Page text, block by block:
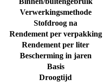
Verwerkingsmethode
Stofdroog na
Rendement per verpakking
Rendement per liter
Bescherming in jaren
Basis
Droogtijd